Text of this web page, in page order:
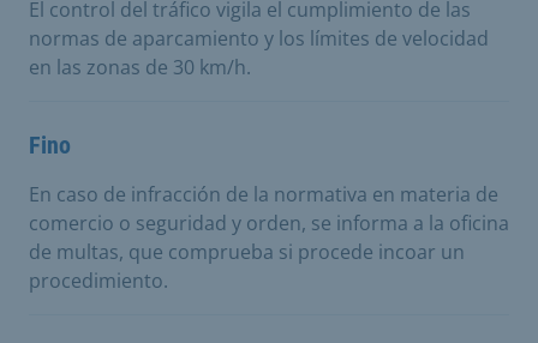
El control del tráfico vigila el cumplimiento de las
normas de aparcamiento y los límites de velocidad
en las zonas de 30 km/h.
Fino
En caso de infracción de la normativa en materia de
comercio o seguridad y orden, se informa a la oficina
de multas, que comprueba si procede incoar un
procedimiento.